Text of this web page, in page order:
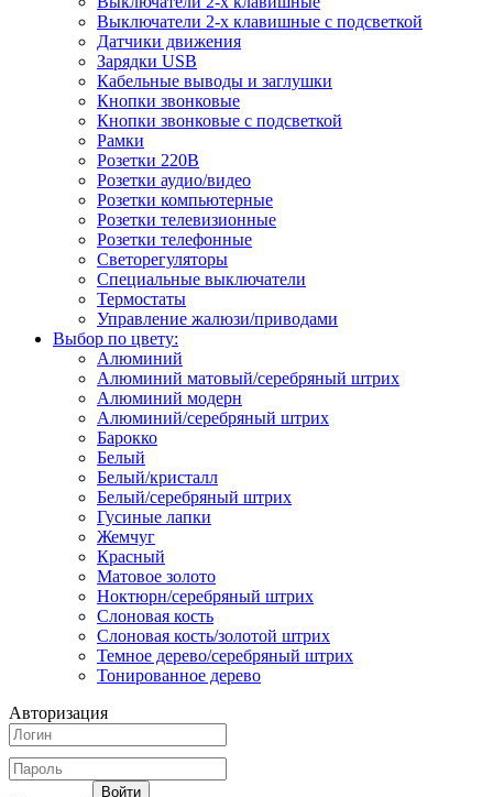
Выключатели 2-х клавишные с подсветкой
Датчики движения
Зарядки USB
Кабельные выводы и заглушки
Кнопки звонковые
Кнопки звонковые с подсветкой
Рамки
Розетки 220В
Розетки аудио/видео
Розетки компьютерные
Розетки телевизионные
Розетки телефонные
Светорегуляторы
Специальные выключатели
Термостаты
Управление жалюзи/приводами
Выбор по цвету:
Алюминий
Алюминий матовый/серебряный штрих
Алюминий модерн
Алюминий/серебряный штрих
Барокко
Белый
Белый/кристалл
Белый/серебряный штрих
Гусиные лапки
Жемчуг
Красный
Матовое золото
Ноктюрн/серебряный штрих
Слоновая кость
Слоновая кость/золотой штрих
Темное дерево/серебряный штрих
Тонированное дерево
Авторизация